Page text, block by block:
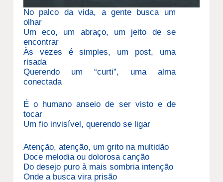
No palco da vida, a gente busca um
olhar
Um eco, um abraço, um jeito de se
encontrar
Às vezes é simples, um post, uma
risada
Querendo um “curti”, uma alma
conectada
É o humano anseio de ser visto e de
tocar
Um fio invisível, querendo se ligar
Atenção, atenção, um grito na multidão
Doce melodia ou dolorosa canção
Do desejo puro à mais sombria intenção
Onde a busca vira prisão